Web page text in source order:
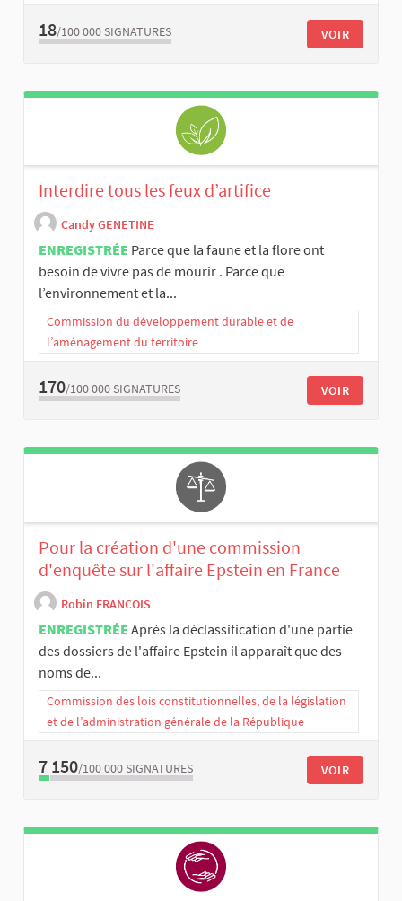
18/100 000 SIGNATURES VOIR
Interdire tous les feux d’artifice
Candy GENETINE
ENREGISTRÉE Parce que la faune et la flore ont
besoin de vivre pas de mourir . Parce que
l’environnement et la...
Commission du développement durable et de
l’aménagement du territoire
170/100 000 SIGNATURES VOIR
Pour la création d'une commission
d'enquête sur l'affaire Epstein en France
Robin FRANCOIS
ENREGISTRÉE Après la déclassification d'une partie
des dossiers de l'affaire Epstein il apparaît que des
noms de...
Commission des lois constitutionnelles, de la législation
et de l’administration générale de la République
7 150/100 000 SIGNATURES VOIR